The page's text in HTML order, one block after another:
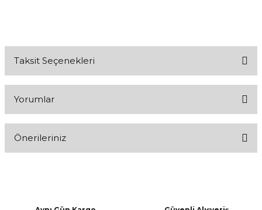
Taksit Seçenekleri
Yorumlar
Önerileriniz